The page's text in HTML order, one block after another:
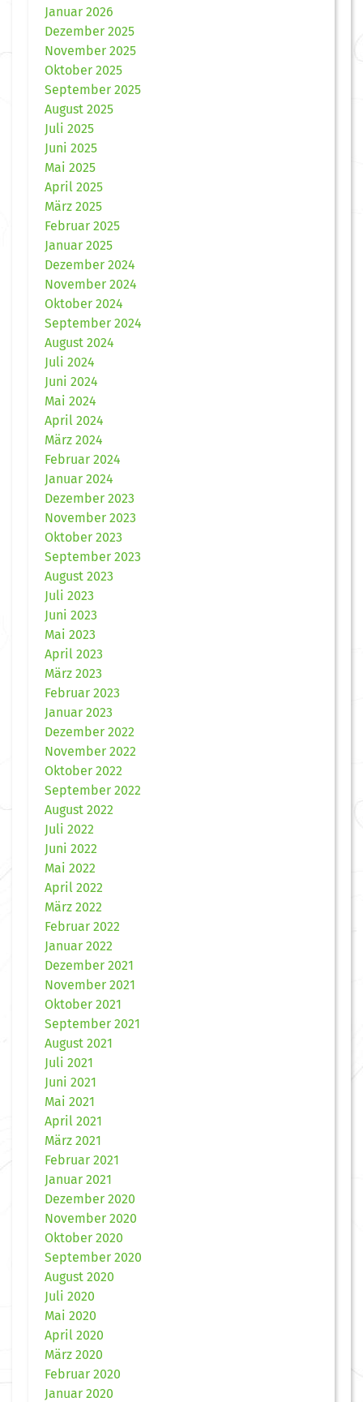
Januar 2026
Dezember 2025
November 2025
Oktober 2025
September 2025
August 2025
Juli 2025
Juni 2025
Mai 2025
April 2025
März 2025
Februar 2025
Januar 2025
Dezember 2024
November 2024
Oktober 2024
September 2024
August 2024
Juli 2024
Juni 2024
Mai 2024
April 2024
März 2024
Februar 2024
Januar 2024
Dezember 2023
November 2023
Oktober 2023
September 2023
August 2023
Juli 2023
Juni 2023
Mai 2023
April 2023
März 2023
Februar 2023
Januar 2023
Dezember 2022
November 2022
Oktober 2022
September 2022
August 2022
Juli 2022
Juni 2022
Mai 2022
April 2022
März 2022
Februar 2022
Januar 2022
Dezember 2021
November 2021
Oktober 2021
September 2021
August 2021
Juli 2021
Juni 2021
Mai 2021
April 2021
März 2021
Februar 2021
Januar 2021
Dezember 2020
November 2020
Oktober 2020
September 2020
August 2020
Juli 2020
Mai 2020
April 2020
März 2020
Februar 2020
Januar 2020